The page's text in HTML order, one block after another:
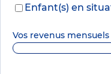
Enfant(s) en
Vos revenus mensuels